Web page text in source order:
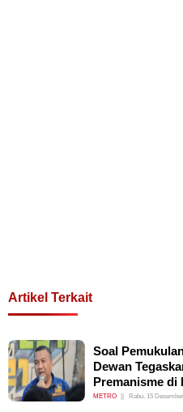
Artikel Terkait
Soal
Dewan
Premanisme di
METRO Rabu, 15